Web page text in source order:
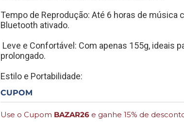
Tempo de Reprodução: Até 6 horas de música
Bluetooth ativado.
Leve e Confortável: Com apenas 155g, ideais
prolongado.
Estilo e Portabilidade:
CUPOM
Use o Cupom BAZAR26 e ganhe 15% de